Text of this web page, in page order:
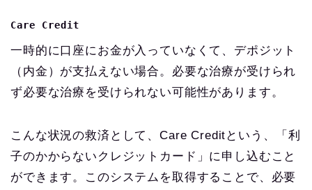
Care Credit
一時的に口座にお金が入っていなくて、デポジット
（内金）が支払えない場合。必要な治療が受けられ
ず必要な治療を受けられない可能性があります。
こんな状況の救済として、Care Creditという、「利
子のかからないクレジットカード」に申し込むこと
ができます。このシステムを取得することで、必要